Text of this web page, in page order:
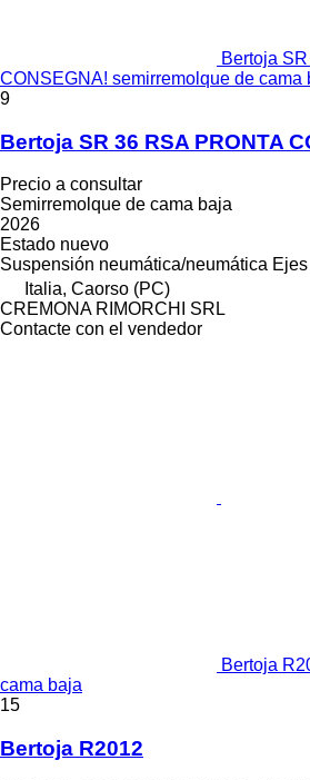
Bertoja
CONSEGNA! semirremolque de cama
9
Bertoja SR 36 RSA PRONTA
Precio a consultar
Semirremolque de cama baja
2026
Estado nuevo
Suspensión neumática/neumática Ejes
Italia, Caorso (PC)
CREMONA RIMORCHI SRL
Contacte con el vendedor
Bertoja
cama baja
15
Bertoja R2012